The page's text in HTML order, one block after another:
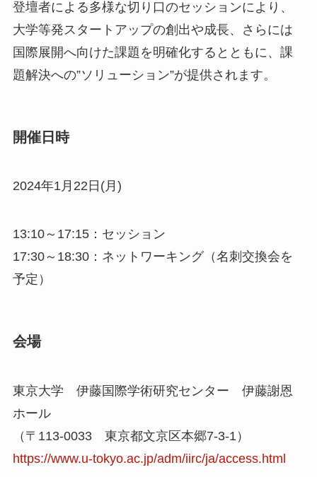
登壇者による多様な切り口のセッションにより、
大学等発スタートアップの創出や成長、さらには
国際展開へ向けた課題を明確化するとともに、課
題解決への”ソリューション”が提供されます。
開催日時
2024年1月22日(月)
13:10～17:15：セッション
17:30～18:30：ネットワーキング（名刺交換会を
予定）
会場
東京大学 伊藤国際学術研究センター 伊藤謝恩
ホール
（〒113-0033 東京都文京区本郷7-3-1）
https://www.u-tokyo.ac.jp/adm/iirc/ja/access.html